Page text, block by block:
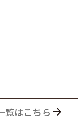
覧はこちら